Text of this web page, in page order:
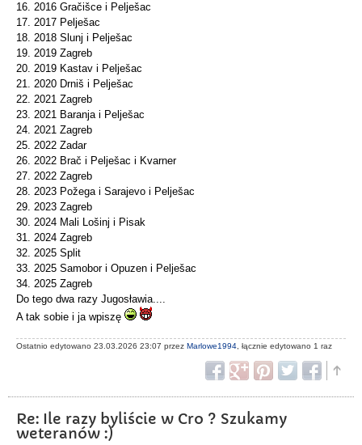
16. 2016 Gračišce i Pelješac
17. 2017 Pelješac
18. 2018 Slunj i Pelješac
19. 2019 Zagreb
20. 2019 Kastav i Pelješac
21. 2020 Drniš i Pelješac
22. 2021 Zagreb
23. 2021 Baranja i Pelješac
24. 2021 Zagreb
25. 2022 Zadar
26. 2022 Brač i Pelješac i Kvarner
27. 2022 Zagreb
28. 2023 Požega i Sarajevo i Pelješac
29. 2023 Zagreb
30. 2024 Mali Lošinj i Pisak
31. 2024 Zagreb
32. 2025 Split
33. 2025 Samobor i Opuzen i Pelješac
34. 2025 Zagreb
Do tego dwa razy Jugosławia....
A tak sobie i ja wpiszę
Ostatnio edytowano 23.03.2026 23:07 przez Marlowe1994 , łącznie edytowano 1 raz
Re: Ile razy byliście w Cro ? Szukamy
weteranów :)